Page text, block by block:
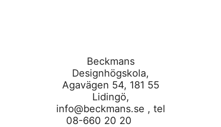
Beckmans
Designhögskola,
Agavägen 54, 181 55
Lidingö,
info@beckmans.se , tel
08-660 20 20